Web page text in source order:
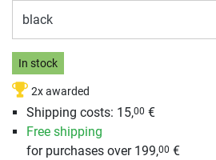
black
In stock
2x awarded
Shipping costs: 15,00 €
Free shipping
for purchases over 199,00 €